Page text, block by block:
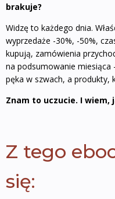
brakuje?
Widzę to każdego dnia.
wyprzedaże -30%, -50%,
kupują, zamówienia
na podsumowanie miesiąca
pęka w szwach, a produkty,
Znam to uczucie. I wiem,
Z tego
się: